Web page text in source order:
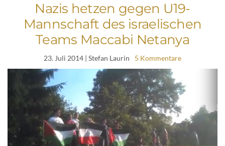
Nazis hetzen gegen U19-
Mannschaft des israelischen
Teams Maccabi Netanya
23. Juli 2014 | Stefan Laurin 5 Kommentare